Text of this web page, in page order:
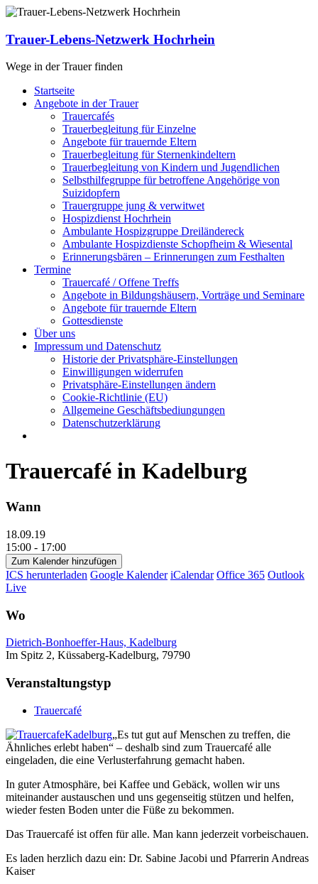
Zum
springen
Trauer-Lebens-Netzwerk Hochrhein
Wege in der Trauer finden
Menü
Startseite
Angebote in der Trauer
Trauercafés
Trauerbegleitung für Einzelne
Angebote für trauernde Eltern
Trauerbegleitung für Sternenkindeltern
Trauerbegleitung von Kindern und Jugendlichen
Selbsthilfegruppe für betroffene Angehörige von
Suizidopfern
Trauergruppe jung & verwitwet
Hospizdienst Hochrhein
Ambulante Hospizgruppe Dreiländereck
Ambulante Hospizdienste Schopfheim & Wiesental
Erinnerungsbären – Erinnerungen zum Festhalten
Termine
Trauercafé / Offene Treffs
Angebote in Bildungshäusern, Vorträge und Seminare
Angebote für trauernde Eltern
Gottesdienste
Über uns
Impressum und Datenschutz
Historie der Privatsphäre-Einstellungen
Einwilligungen widerrufen
Privatsphäre-Einstellungen ändern
Cookie-Richtlinie (EU)
Allgemeine Geschäftsbediungungen
Datenschutzerklärung
Trauercafé in Kadelburg
Wann
18.09.19
15:00 - 17:00
Zum Kalender hinzufügen
ICS herunterladen Google Kalender iCalendar Office 365 Outlook
Live
Wo
Dietrich-Bonhoeffer-Haus, Kadelburg
Im Spitz 2, Küssaberg-Kadelburg, 79790
Veranstaltungstyp
Trauercafé
„Es tut gut auf Menschen zu treffen, die
Ähnliches erlebt haben“ – deshalb sind zum Trauercafé alle
eingeladen, die eine Verlusterfahrung gemacht haben.
In guter Atmosphäre, bei Kaffee und Gebäck, wollen wir uns
miteinander austauschen und uns gegenseitig stützen und helfen,
wieder festen Boden unter die Füße zu bekommen.
Das Trauercafé ist offen für alle. Man kann jederzeit vorbeischauen.
Es laden herzlich dazu ein: Dr. Sabine Jacobi und Pfarrerin Andreas
Kaiser